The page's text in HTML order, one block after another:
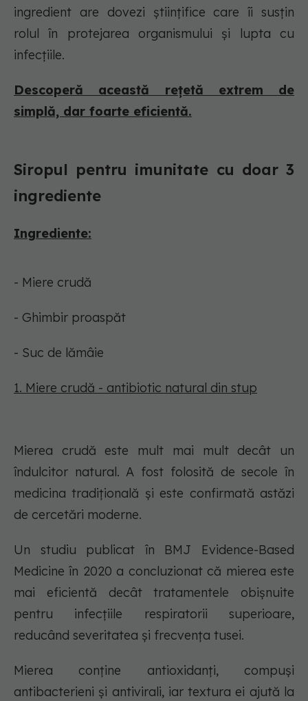
ingredient are dovezi științifice care îi susțin
rolul în protejarea organismului și lupta cu
infecțiile.
Descoperă această rețetă extrem de
simplă, dar foarte eficientă.
Siropul pentru imunitate cu doar 3
ingrediente
Ingrediente:
- Miere crudă
- Ghimbir proaspăt
- Suc de lămâie
1. Miere crudă - antibiotic natural din stup
Mierea crudă este mult mai mult decât un
îndulcitor natural. A fost folosită de secole în
medicina tradițională și este confirmată astăzi
de cercetări moderne.
Un studiu publicat în BMJ Evidence-Based
Medicine în 2020 a concluzionat că mierea este
mai eficientă decât tratamentele obișnuite
pentru infecțiile respiratorii superioare,
reducând severitatea și frecvența tusei.
Mierea conține antioxidanți, compuși
antibacterieni și antivirali, iar textura ei ajută la